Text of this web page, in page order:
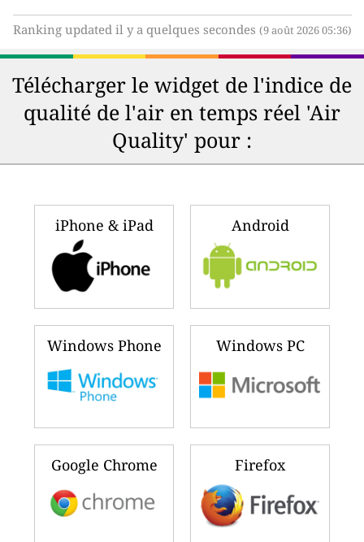
Ranking updated il y a quelques secondes (9 août 2026 05:36)
Télécharger le widget de l'indice de
qualité de l'air en temps réel 'Air
Quality' pour :
iPhone & iPad Android
Windows Phone Windows PC
Google Chrome Firefox